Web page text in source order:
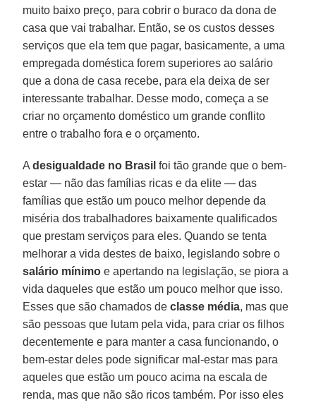
muito baixo preço, para cobrir o buraco da dona de
casa que vai trabalhar. Então, se os custos desses
serviços que ela tem que pagar, basicamente, a uma
empregada doméstica forem superiores ao salário
que a dona de casa recebe, para ela deixa de ser
interessante trabalhar. Desse modo, começa a se
criar no orçamento doméstico um grande conflito
entre o trabalho fora e o orçamento.
Adesigualdade no Brasil foi tão grande que o bem-
estar — não das famílias ricas e da elite — das
famílias que estão um pouco melhor depende da
miséria dos trabalhadores baixamente qualificados
que prestam serviços para eles. Quando se tenta
melhorar a vida destes de baixo, legislando sobre o
salário mínimo e apertando na legislação, se piora a
vida daqueles que estão um pouco melhor que isso.
Esses que são chamados declasse média, mas que
são pessoas que lutam pela vida, para criar os filhos
decentemente e para manter a casa funcionando, o
bem-estar deles pode significar mal-estar mas para
aqueles que estão um pouco acima na escala de
renda, mas que não são ricos também. Por isso eles